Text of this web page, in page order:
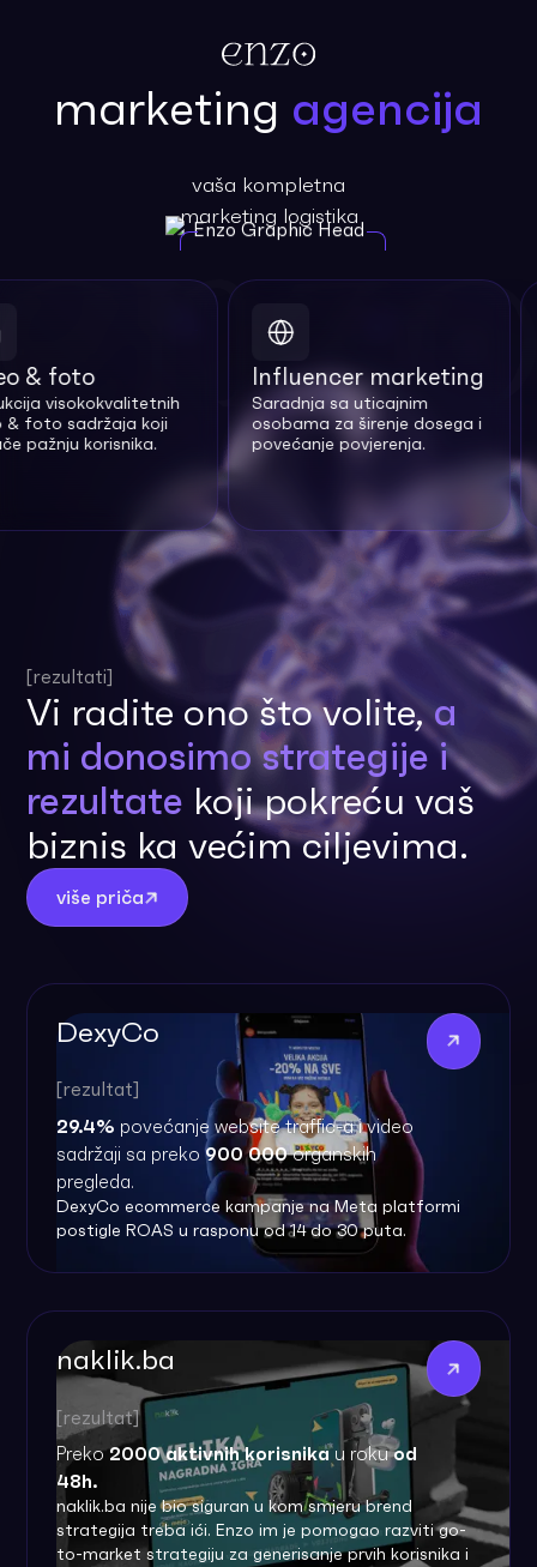
marketing agencija
vaša kompletna
marketing logistika
& foto
visokokvalitetnih
foto sadržaja koji
pažnju korisnika.
Influencer marketing
Saradnja sa uticajnim
osobama za širenje dosega i
povećanje povjerenja.
[rezultati]
Vi radite ono što volite,a
mi donosimo strategije i
rezultate koji pokreću vaš
biznis ka većim ciljevima.
više priča
DexyCo
[rezultat]
29.4% povećanje website traffic-a i video
sadržaji sa preko 900 000organskih
pregleda.
DexyCo ecommerce kampanje na Meta platformi
postigle ROAS u rasponu od 14 do 30 puta.
naklik.ba
[rezultat]
Preko2000 aktivnih korisnikau rokuod
48h.
naklik.ba nije bio siguran u kom smjeru brend
strategija treba ići. Enzo im je pomogao razviti go-
to-market strategiju za generisanje prvih korisnika i